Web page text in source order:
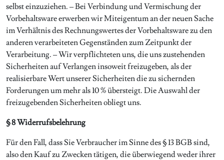
selbst einzuziehen. – Bei Verbindung und Vermischung der
Vorbehaltsware erwerben wir Miteigentum an der neuen Sache
im Verhältnis des Rechnungswertes der Vorbehaltsware zu den
anderen verarbeiteten Gegenständen zum Zeitpunkt der
Verarbeitung. – Wir verpflichteten uns, die uns zustehenden
Sicherheiten auf Verlangen insoweit freizugeben, als der
realisierbare Wert unserer Sicherheiten die zu sichernden
Forderungen um mehr als 10 % übersteigt. Die Auswahl der
freizugebenden Sicherheiten obliegt uns.
§ 8 Widerrufsbelehrung
Für den Fall, dass Sie Verbraucher im Sinne des § 13 BGB sind,
also den Kauf zu Zwecken tätigen, die überwiegend weder ihrer